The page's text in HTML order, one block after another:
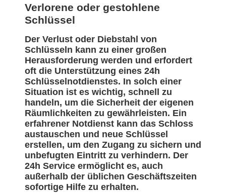
Verlorene oder gestohlene
Schlüssel
Der Verlust oder Diebstahl von
Schlüsseln kann zu einer großen
Herausforderung werden und erfordert
oft die Unterstützung eines 24h
Schlüsselnotdienstes. In solch einer
Situation ist es wichtig, schnell zu
handeln, um die Sicherheit der eigenen
Räumlichkeiten zu gewährleisten. Ein
erfahrener Notdienst kann das Schloss
austauschen und neue Schlüssel
erstellen, um den Zugang zu sichern und
unbefugten Eintritt zu verhindern. Der
24h Service ermöglicht es, auch
außerhalb der üblichen Geschäftszeiten
sofortige Hilfe zu erhalten.